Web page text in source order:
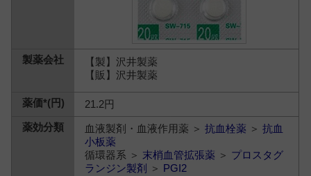
【製】沢井製薬
【販】沢井製薬
21.2円
血液製剤・血液作用薬 ＞抗血栓薬 ＞抗血
小板薬
循環器系 ＞ 末梢血管拡張薬 ＞ プロスタグ
ランジン製剤
＞ PGI2